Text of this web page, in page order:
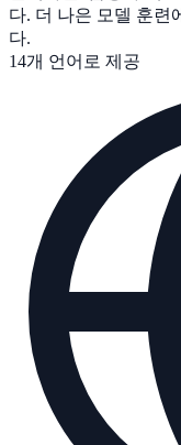
다. 더 나은 모델 훈련
다.
14개 언어로 제공